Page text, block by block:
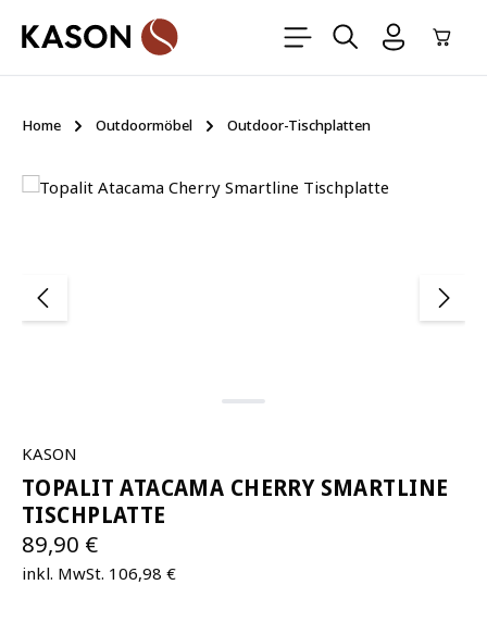
Zum Hauptinhalt springen
Home Outdoormöbel Outdoor-Tischplatten
Bildergalerie überspringen
KASON
TOPALIT ATACAMA CHERRY SMARTLINE
TISCHPLATTE
89,90 €
inkl. MwSt. 106,98 €